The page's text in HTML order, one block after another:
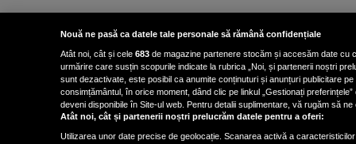
Nouă ne pasă ca datele tale personale să rămână confidențiale
Atât noi, cât și cele 683 de magazine partenere stocăm și accesăm date cu
urmărire care susțin scopurile indicate la rubrica „Noi, și partenerii noștri
sunt dezactivate, este posibil ca anumite conținuturi și anunțuri publicitare
consimțământul, în orice moment, dând clic pe linkul „Gestionați
deveni disponibile în Site-ul web. Pentru detalii suplimentare, vă rugăm să
Atât noi, cât și partenerii noștri prelucrăm datele pentru a oferi:
Utilizarea unor date precise de geolocație. Scanarea activă a